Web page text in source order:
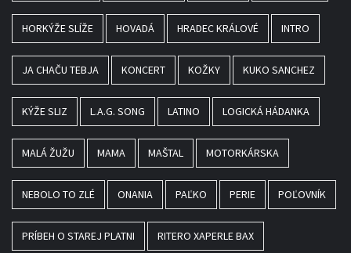
HORKÝŽE SLÍŽE HOVADÁ HRADEC KRÁLOVÉ INTRO
JA CHAČU TEBJA KONCERT KOŽKY KUKO SANCHEZ
KÝŽE SLIZ L.A.G. SONG LATINO LOGICKÁ HÁDANKA
MALÁ ŽUŽU MAMA MAŠTAL MOTORKÁRSKA
NEBOLO TO ZLÉ ONANIA PAĽKO PERIE POĽOVNÍK
PRÍBEH O STAREJ PLATNI RITERO XAPERLE BAX